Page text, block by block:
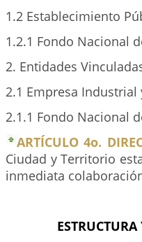
1.2 Establecimiento
1.2.1 Fondo Nacional
2. Entidades
2.1 Empresa
2.1.1 Fondo Nacional
ARTÍCULO 4o.
Ciudad y Territorio
inmediata